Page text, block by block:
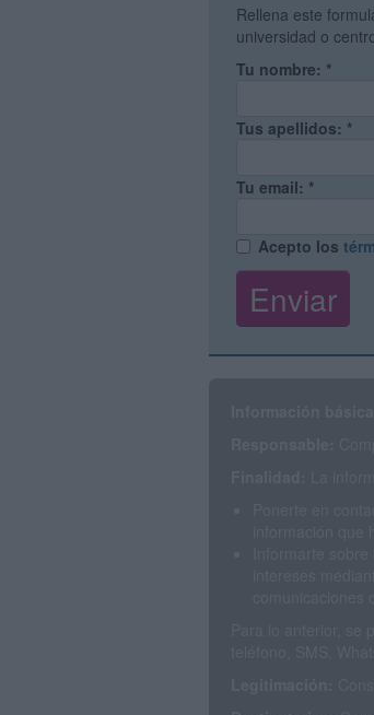
Rellena este
universidad o
Tu nombre: *
Tus apellidos: *
Tu email: *
Acepto los